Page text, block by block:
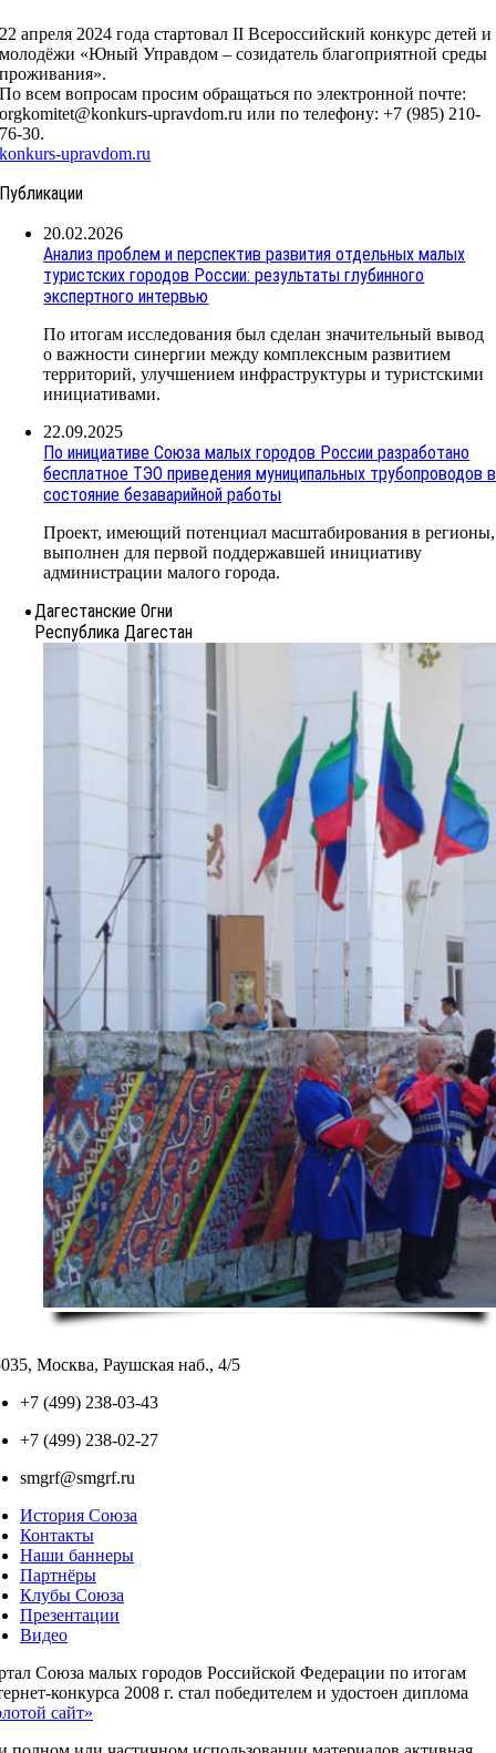
22 апреля 2024 года стартовал II Всероссийский конкурс детей и
молодёжи «Юный Управдом – созидатель благоприятной среды
проживания».
По всем вопросам просим обращаться по электронной почте:
orgkomitet@konkurs-upravdom.ru или по телефону: +7 (985) 210-
76-30.
konkurs-upravdom.ru
Публикации
20.02.2026
Анализ проблем и перспектив развития отдельных малых
туристских городов России: результаты глубинного
экспертного интервью
По итогам исследования был сделан значительный вывод
о важности синергии между комплексным развитием
территорий, улучшением инфраструктуры и туристскими
инициативами.
22.09.2025
По инициативе Союза малых городов России разработано
бесплатное ТЭО приведения муниципальных трубопроводов в
состояние безаварийной работы
Проект, имеющий потенциал масштабирования в регионы,
выполнен для первой поддержавшей инициативу
администрации малого города.
Дагестанские Огни
Республика Дагестан
Москва, Раушская наб., 4/5
+7 (499) 238-03-43
+7 (499) 238-02-27
smgrf@smgrf.ru
История Союза
Контакты
Наши баннеры
Партнёры
Клубы Союза
Презентации
Видео
Союза малых городов Российской Федерации по итогам
конкурса 2008 г. стал победителем и удостоен диплома
сайт»